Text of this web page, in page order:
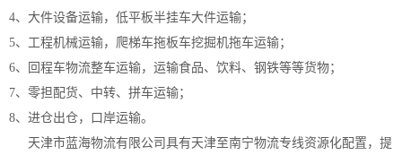
4、大件设备运输，低平板半挂车大件运输；
5、工程机械运输，爬梯车拖板车挖掘机拖车运输；
6、回程车物流整车运输，运输食品、饮料、钢铁等等货物；
7、零担配货、中转、拼车运输；
8、进仓出仓，口岸运输。
天津市蓝海物流有限公司具有天津至南宁物流专线资源化配置，提